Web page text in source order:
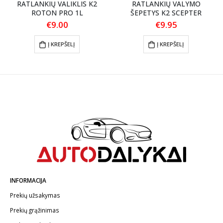
RATLANKIŲ VALIKLIS K2
ROTON PRO 1L
€9.00
Į KREPŠELĮ
RATLANKIŲ VALYMO
ŠEPETYS K2 SCEPTER
€9.95
Į KREPŠELĮ
INFORMACIJA
Prekių užsakymas
Prekių grąžinimas